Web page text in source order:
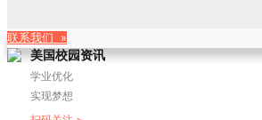
联系我们 »
美国校园资讯
学业优化
实现梦想